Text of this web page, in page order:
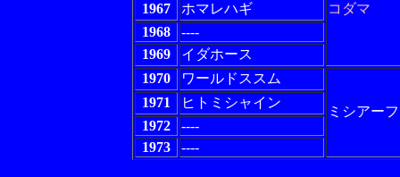
コダマ
1967
ホマレハギ
1968
----
1969
イダホース
1970
ワールドススム
ミシアーフ
1971
ヒトミシャイン
1972
----
1973
----